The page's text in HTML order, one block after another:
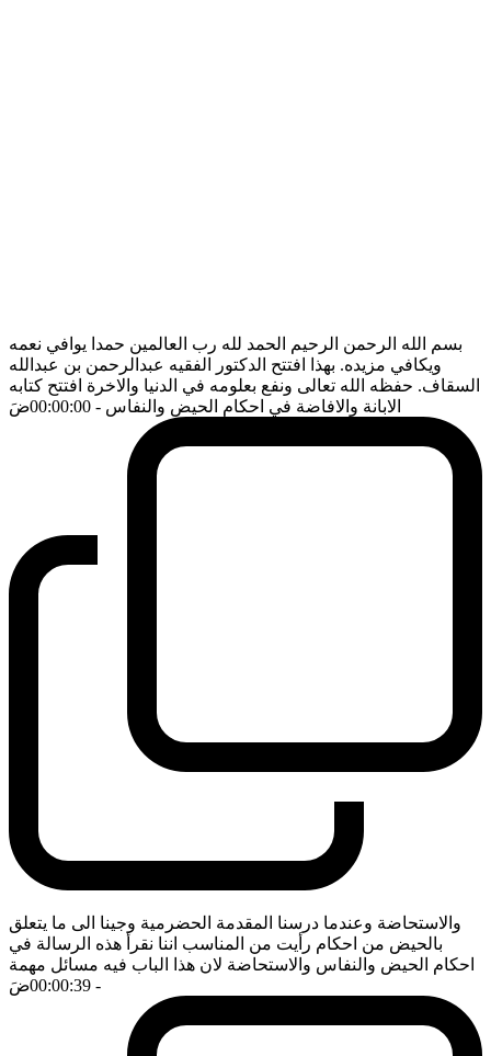
بسم الله الرحمن الرحيم الحمد لله رب العالمين حمدا يوافي نعمه
ويكافي مزيده. بهذا افتتح الدكتور الفقيه عبدالرحمن بن عبدالله
السقاف. حفظه الله تعالى ونفع بعلومه في الدنيا والاخرة افتتح كتابه
الابانة والافاضة في احكام الحيض والنفاس - 00:00:00 ضَ
والاستحاضة وعندما درسنا المقدمة الحضرمية وجينا الى ما يتعلق
بالحيض من احكام رأيت من المناسب اننا نقرأ هذه الرسالة في
احكام الحيض والنفاس والاستحاضة لان هذا الباب فيه مسائل مهمة
- 00:00:39
ضَ